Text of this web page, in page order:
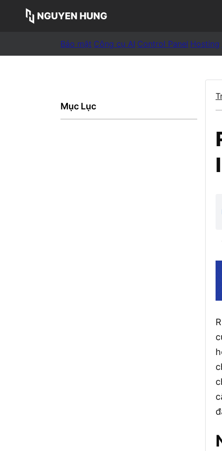
Bảo mật Công cụ AI Control Panel Hosting
Mục Lục